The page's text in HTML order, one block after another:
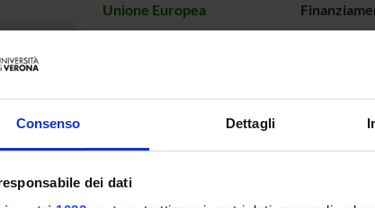
Consenso Dettagli
dei dati
Unione Europea